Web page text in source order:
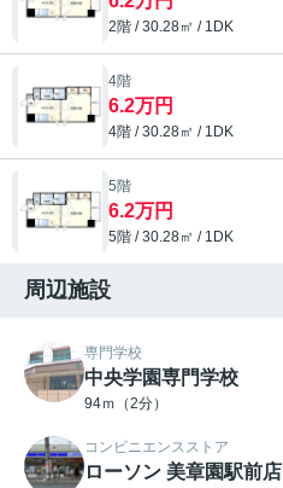
2階 / 30.28㎡ / 1DK
4階
6.2万円
4階 / 30.28㎡ / 1DK
5階
6.2万円
5階 / 30.28㎡ / 1DK
周辺施設
専門学校
中央学園専門学校
94ｍ（2分）
コンビニエンスストア
ローソン 美章園駅前店